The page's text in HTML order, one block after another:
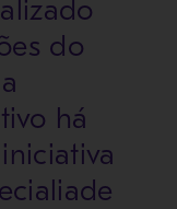
do
há